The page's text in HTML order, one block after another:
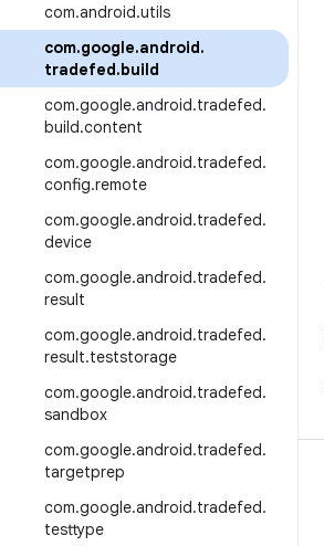
com.android.utils
com.google.android.
tradefed.build
com.google.android.tradefed.
build.content
com.google.android.tradefed.
config.remote
com.google.android.tradefed.
device
com.google.android.tradefed.
result
com.google.android.tradefed.
result.teststorage
com.google.android.tradefed.
sandbox
com.google.android.tradefed.
targetprep
com.google.android.tradefed.
testtype
CRÉER
Référentiel Android